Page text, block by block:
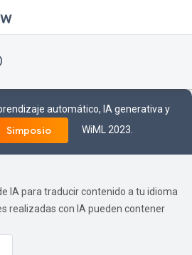
automático, IA generativa y
Simposio WiML 2023.
IA para traducir contenido a tu idioma
realizadas con IA pueden contener